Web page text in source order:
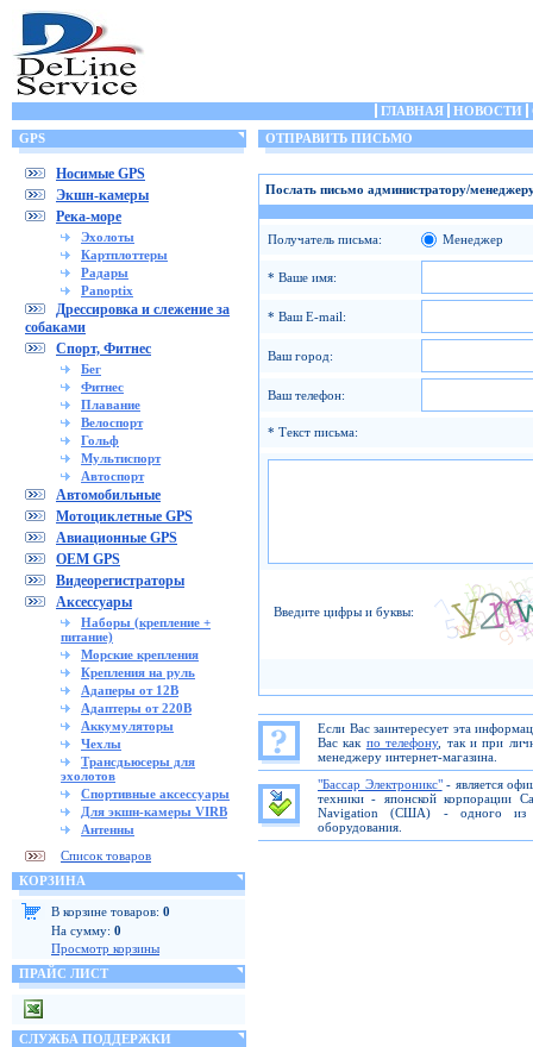
ГЛАВНАЯ НОВОСТИ
GPS
Носимые GPS
Экшн-камеры
Река-море
Эхолоты
Картплоттеры
Радары
Panoptix
Дрессировка и слежение за
собаками
Спорт, Фитнес
Бег
Фитнес
Плавание
Велоспорт
Гольф
Мультиспорт
Автоспорт
Автомобильные
Мотоциклетные GPS
Авиационные GPS
OEM GPS
Видеорегистраторы
Аксессуары
Наборы (крепление +
питание)
Морские крепления
Крепления на руль
Адаперы от 12В
Адаптеры от 220В
Аккумуляторы
Чехлы
Трансдьюсеры для
эхолотов
Спортивные аксессуары
Для экшн-камеры VIRB
Антенны
Список товаров
КОРЗИНА
В корзине товаров: 0
На сумму: 0
Просмотр корзины
ПРАЙС ЛИСТ
СЛУЖБА ПОДДЕРЖКИ
ОТПРАВИТЬ ПИСЬМО
Послать письмо администратору/
Получатель письма: Менеджер
* Ваше имя:
* Ваш E-mail:
Ваш город:
Ваш телефон:
* Текст письма:
Введите цифры и буквы:
Если Вас заинтересует эта
Вас как по телефону, так и при
менеджеру интернет-магазина.
"Бассар Электроникс"- является
техники - японской корпорации
Navigation (США) - одного из
оборудования.